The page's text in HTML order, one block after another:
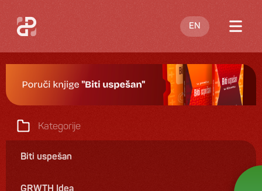
EN
O meni
Blog
Knjige
Kategorije
Biti uspešan
GRWTH Idea